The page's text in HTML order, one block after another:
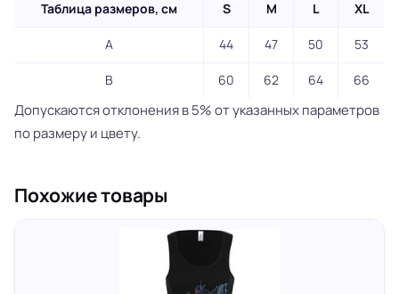
Таблица размеров, см S M L XL
A 44 47 50 53
B 60 62 64 66
Допускаются отклонения в 5% от указанных параметров
по размеру и цвету.
Похожие товары